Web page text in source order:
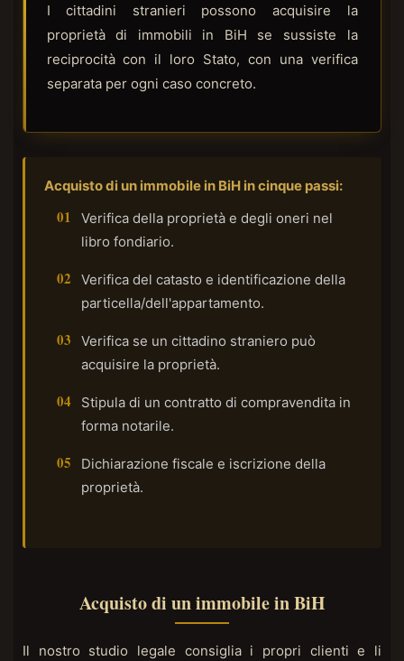
I cittadini stranieri possono acquisire la
proprietà di immobili in BiH se sussiste la
reciprocità con il loro Stato, con una verifica
separata per ogni caso concreto.
Acquisto di un immobile in BiH in cinque passi:
Verifica della proprietà e degli oneri nel
libro fondiario.
Verifica del catasto e identificazione della
particella/dell'appartamento.
Verifica se un cittadino straniero può
acquisire la proprietà.
Stipula di un contratto di compravendita in
forma notarile.
Dichiarazione fiscale e iscrizione della
proprietà.
Acquisto di un immobile in BiH
Il nostro studio legale consiglia i propri clienti e li